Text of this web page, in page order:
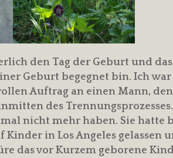
den Tag der Geburt und
Geburt begegnet bin. Ich
Auftrag an einen Mann, den
des
nicht mehr haben. Sie hatte
in Los Angeles gelassen
das vor Kurzem geborene